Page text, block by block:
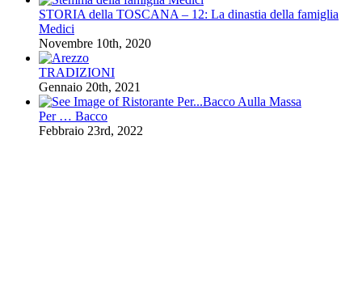
STORIA della TOSCANA – 12: La dinastia della famiglia
Medici
Novembre 10th, 2020
TRADIZIONI
Gennaio 20th, 2021
Per … Bacco
Febbraio 23rd, 2022